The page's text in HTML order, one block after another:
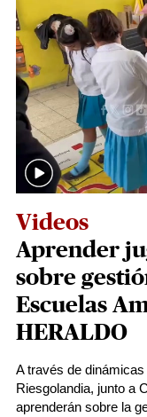
Videos
Aprender
sobre
Escuelas
HERALDO
A través de
Riesgolandia, junto a
aprenderán sobre la